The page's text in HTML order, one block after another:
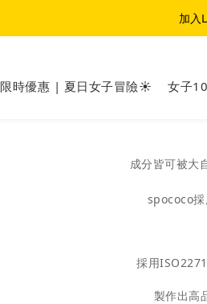
夏日女子冒險
加入
限時優惠 | 夏日女子冒險☀️ 女子
成分皆可被大
spococo採
採用
製作出高